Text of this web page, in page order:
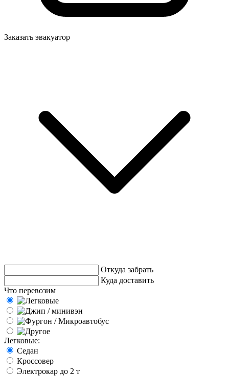
Заказать эвакуатор
Откуда забрать
Куда доставить
Что перевозим
Легковые:
Седан
Кроссовер
Электрокар до 2 т